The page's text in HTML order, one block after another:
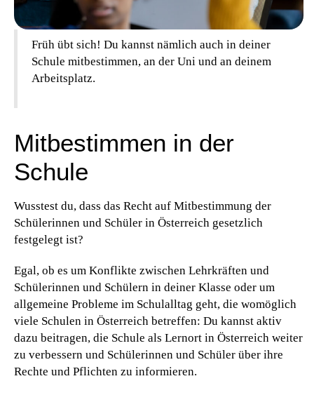
Früh übt sich! Du kannst nämlich auch in deiner
Schule mitbestimmen, an der Uni und an deinem
Arbeitsplatz.
Mitbestimmen in der
Schule
Wusstest du, dass das Recht auf Mitbestimmung der
Schülerinnen und Schüler in Österreich gesetzlich
festgelegt ist?
Egal, ob es um Konflikte zwischen Lehrkräften und
Schülerinnen und Schülern in deiner Klasse oder um
allgemeine Probleme im Schulalltag geht, die womöglich
viele Schulen in Österreich betreffen: Du kannst aktiv
dazu beitragen, die Schule als Lernort in Österreich weiter
zu verbessern und Schülerinnen und Schüler über ihre
Rechte und Pflichten zu informieren.